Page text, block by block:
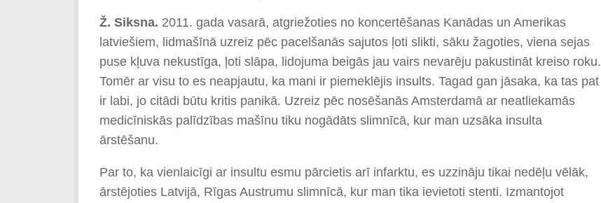
Ž. Siksna. 2011. gada vasarā, atgriežoties no koncertēšanas Kanādas un Amerikas
latviešiem, lidmašīnā uzreiz pēc pacelšanās sajutos ļoti slikti, sāku žagoties, viena sejas
puse kļuva nekustīga, ļoti slāpa, lidojuma beigās jau vairs nevarēju pakustināt kreiso roku.
Tomēr ar visu to es neapjautu, ka mani ir piemeklējis insults. Tagad gan jāsaka, ka tas pat
ir labi, jo citādi būtu kritis panikā. Uzreiz pēc nosēšanās Amsterdamā ar neatliekamās
medicīniskās palīdzības mašīnu tiku nogādāts slimnīcā, kur man uzsāka insulta
ārstēšanu.
Par to, ka vienlaicīgi ar insultu esmu pārcietis arī infarktu, es uzzināju tikai nedēļu vēlāk,
ārstējoties Latvijā, Rīgas Austrumu slimnīcā, kur man tika ievietoti stenti. Izmantojot